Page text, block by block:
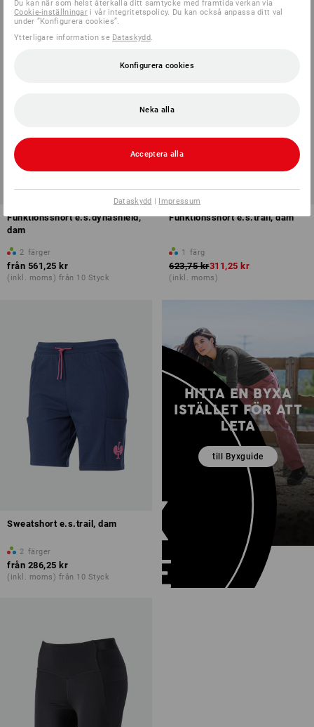
Funktionsshort e.s.dynashield,
dam
2 färger
från 561,25 kr
(inkl. moms) från 10 Styck
REA -50%
Funktionsshort e.s.trail, dam
1 färg
623,75 kr311,25 kr
(inkl. moms)
Sweatshort e.s.trail, dam
2 färger
från 286,25 kr
(inkl. moms) från 10 Styck
HITTA EN BYXA
ISTÄLLET FÖR ATT
LETA
till Byxguide
Du kan när som helst återkalla ditt samtycke med framtida verkan via
Cookie-inställningar i vår integritetspolicy. Du kan också anpassa ditt val
under ”Konfigurera cookies”.
Ytterligare information se Dataskydd.
Konfigurera cookies
Neka alla
Acceptera alla
Dataskydd | Impressum